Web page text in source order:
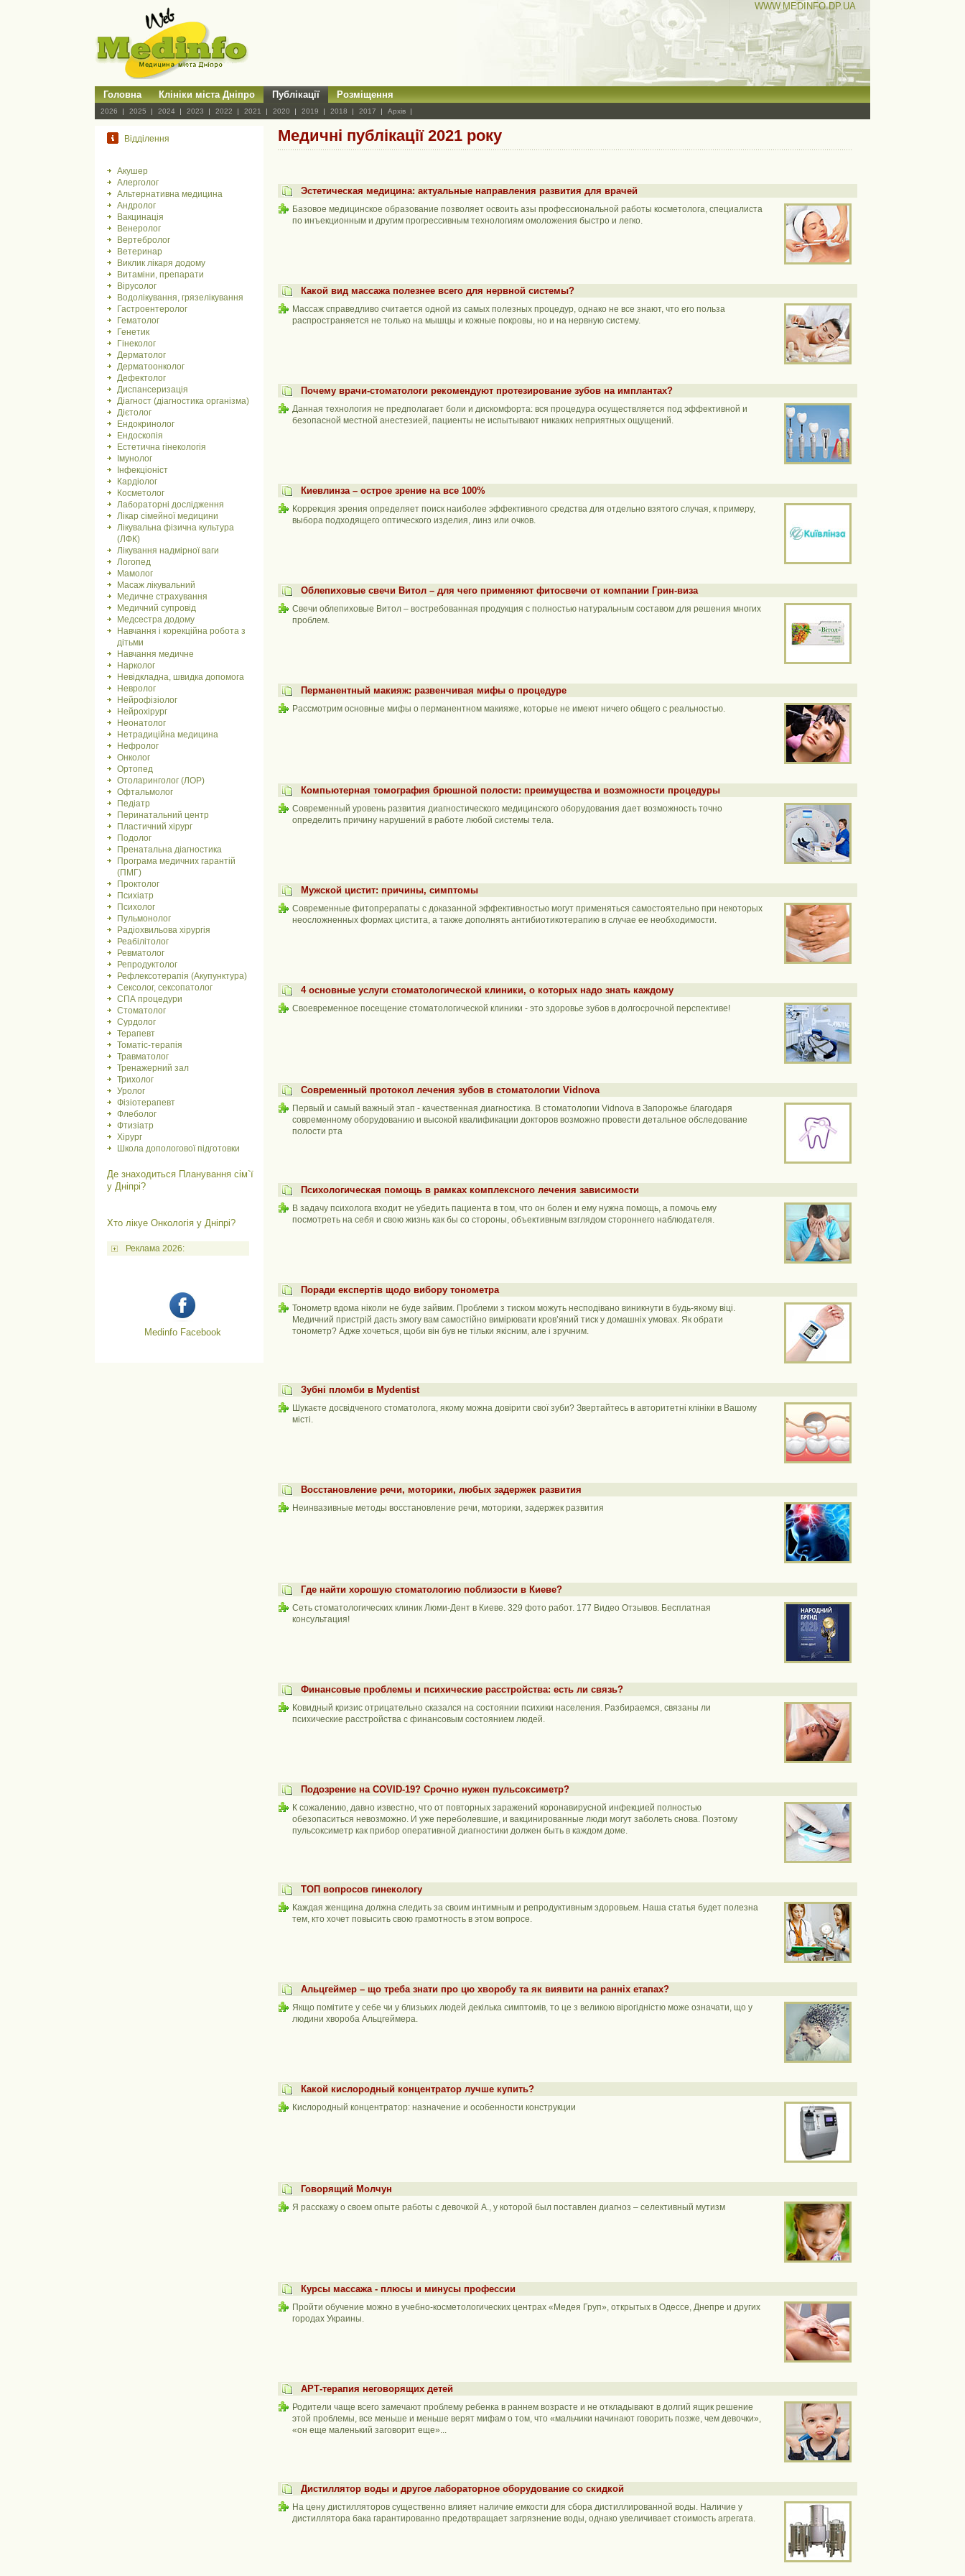
WWW.MEDINFO.DP.UA
Головна Клініки міста Дніпро Публікації Розміщення
2026 2025 2024 2023 2022 2021 2020 2019 2018 2017 Архів
Відділення
Акушер
Алерголог
Альтернативна медицина
Андролог
Вакцинація
Венеролог
Вертебролог
Ветеринар
Виклик лікаря додому
Витаміни, препарати
Вірусолог
Водолікування, грязелікування
Гастроентеролог
Гематолог
Генетик
Гінеколог
Дерматолог
Дерматоонколог
Дефектолог
Диспансеризація
Діагност (діагностика організма)
Дієтолог
Ендокринолог
Ендоскопія
Естетична гінекологія
Імунолог
Інфекціоніст
Кардіолог
Косметолог
Лабораторні дослідження
Лікар сімейної медицини
Лікувальна фізична культура
(ЛФК)
Лікування надмірної ваги
Логопед
Мамолог
Масаж лікувальний
Медичне страхування
Медичний супровід
Медсестра додому
Навчання і корекційна робота з
дітьми
Навчання медичне
Нарколог
Невідкладна, швидка допомога
Невролог
Нейрофізіолог
Нейрохірург
Неонатолог
Нетрадиційна медицина
Нефролог
Онколог
Ортопед
Отоларинголог (ЛОР)
Офтальмолог
Педіатр
Перинатальний центр
Пластичний хірург
Подолог
Пренатальна діагностика
Програма медичних гарантій
(ПМГ)
Проктолог
Психіатр
Психолог
Пульмонолог
Радіохвильова хірургія
Реабілітолог
Ревматолог
Репродуктолог
Рефлексотерапія (Акупунктура)
Сексолог, сексопатолог
СПА процедури
Стоматолог
Сурдолог
Терапевт
Томатіс-терапія
Травматолог
Тренажерний зал
Трихолог
Уролог
Фізіотерапевт
Флеболог
Фтизіатр
Хірург
Школа допологової підготовки
Де знаходиться Планування сім`ї
у Дніпрі?
Хто лікуе Онкологія у Дніпрі?
Реклама 2026:
Medinfo Facebook
Медичні публікації 2021 року
Эстетическая медицина: актуальные направления развития для врачей
Базовое медицинское образование позволяет освоить азы профессиональной работы косметолога, специалиста
по инъекционным и другим прогрессивным технологиям омоложения быстро и легко.
Какой вид массажа полезнее всего для нервной системы?
Массаж справедливо считается одной из самых полезных процедур, однако не все знают, что его польза
распространяется не только на мышцы и кожные покровы, но и на нервную систему.
Почему врачи-стоматологи рекомендуют протезирование зубов на имплантах?
Данная технология не предполагает боли и дискомфорта: вся процедура осуществляется под эффективной и
безопасной местной анестезией, пациенты не испытывают никаких неприятных ощущений.
Киевлинза – острое зрение на все 100%
Коррекция зрения определяет поиск наиболее эффективного средства для отдельно взятого случая, к примеру,
выбора подходящего оптического изделия, линз или очков.
Облепиховые свечи Витол – для чего применяют фитосвечи от компании Грин-виза
Свечи облепиховые Витол – востребованная продукция с полностью натуральным составом для решения многих
проблем.
Перманентный макияж: развенчивая мифы о процедуре
Рассмотрим основные мифы о перманентном макияже, которые не имеют ничего общего с реальностью.
Компьютерная томография брюшной полости: преимущества и возможности процедуры
Современный уровень развития диагностического медицинского оборудования дает возможность точно
определить причину нарушений в работе любой системы тела.
Мужской цистит: причины, симптомы
Современные фитопрерапаты с доказанной эффективностью могут применяться самостоятельно при некоторых
неосложненных формах цистита, а также дополнять антибиотикотерапию в случае ее необходимости.
4 основные услуги стоматологической клиники, о которых надо знать каждому
Своевременное посещение стоматологической клиники - это здоровье зубов в долгосрочной перспективе!
Современный протокол лечения зубов в стоматологии Vidnova
Первый и самый важный этап - качественная диагностика. В стоматологии Vidnova в Запорожье благодаря
современному оборудованию и высокой квалификации докторов возможно провести детальное обследование
полости рта
Психологическая помощь в рамках комплексного лечения зависимости
В задачу психолога входит не убедить пациента в том, что он болен и ему нужна помощь, а помочь ему
посмотреть на себя и свою жизнь как бы со стороны, объективным взглядом стороннего наблюдателя.
Поради експертів щодо вибору тонометра
Тонометр вдома ніколи не буде зайвим. Проблеми з тиском можуть несподівано виникнути в будь-якому віці.
Медичний пристрій дасть змогу вам самостійно вимірювати кров’яний тиск у домашніх умовах. Як обрати
тонометр? Адже хочеться, щоби він був не тільки якісним, але і зручним.
Зубні пломби в Mydentist
Шукаєте досвідченого стоматолога, якому можна довірити свої зуби? Звертайтесь в авторитетні клініки в Вашому
місті.
Восстановление речи, моторики, любых задержек развития
Неинвазивные методы восстановление речи, моторики, задержек развития
Где найти хорошую стоматологию поблизости в Киеве?
Сеть стоматологических клиник Люми-Дент в Киеве. 329 фото работ. 177 Видео Отзывов. Бесплатная
консультация!
Финансовые проблемы и психические расстройства: есть ли связь?
Ковидный кризис отрицательно сказался на состоянии психики населения. Разбираемся, связаны ли
психические расстройства с финансовым состоянием людей.
Подозрение на COVID-19? Срочно нужен пульсоксиметр?
К сожалению, давно известно, что от повторных заражений коронавирусной инфекцией полностью
обезопаситься невозможно. И уже переболевшие, и вакцинированные люди могут заболеть снова. Поэтому
пульсоксиметр как прибор оперативной диагностики должен быть в каждом доме.
ТОП вопросов гинекологу
Каждая женщина должна следить за своим интимным и репродуктивным здоровьем. Наша статья будет полезна
тем, кто хочет повысить свою грамотность в этом вопросе.
Альцгеймер – що треба знати про цю хворобу та як виявити на ранніх етапах?
Якщо помітите у себе чи у близьких людей декілька симптомів, то це з великою вірогідністю може означати, що у
людини хвороба Альцгеймера.
Какой кислородный концентратор лучше купить?
Кислородный концентратор: назначение и особенности конструкции
Говорящий Молчун
Я расскажу о своем опыте работы с девочкой А., у которой был поставлен диагноз – селективный мутизм
Курсы массажа - плюсы и минусы профессии
Пройти обучение можно в учебно-косметологических центрах «Медея Груп», открытых в Одессе, Днепре и других
городах Украины.
АРТ-терапия неговорящих детей
Родители чаще всего замечают проблему ребенка в раннем возрасте и не откладывают в долгий ящик решение
этой проблемы, все меньше и меньше верят мифам о том, что «мальчики начинают говорить позже, чем девочки»,
«он еще маленький заговорит еще»...
Дистиллятор воды и другое лабораторное оборудование со скидкой
На цену дистилляторов существенно влияет наличие емкости для сбора дистиллированной воды. Наличие у
дистиллятора бака гарантированно предотвращает загрязнение воды, однако увеличивает стоимость агрегата.